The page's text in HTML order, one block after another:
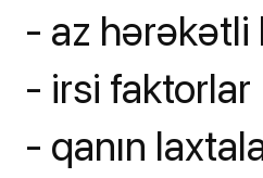
- az hərəkətli
- irsi faktorlar
- qanın